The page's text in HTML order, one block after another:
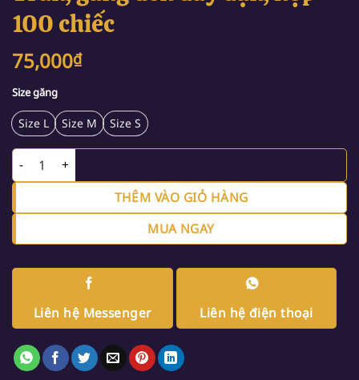
100 chiếc
75,000₫
Size găng
Size L Size M Size S
Găng tay nitrile đen Phạm Trần, găng đen dày dặn, hộp 100
THÊM VÀO GIỎ HÀNG
MUA NGAY
Liên hệ Messenger Liên hệ điện thoại